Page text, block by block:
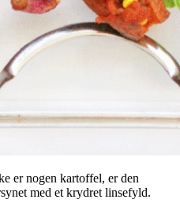
er nogen kartoffel, er den
med et krydret linsefyld.